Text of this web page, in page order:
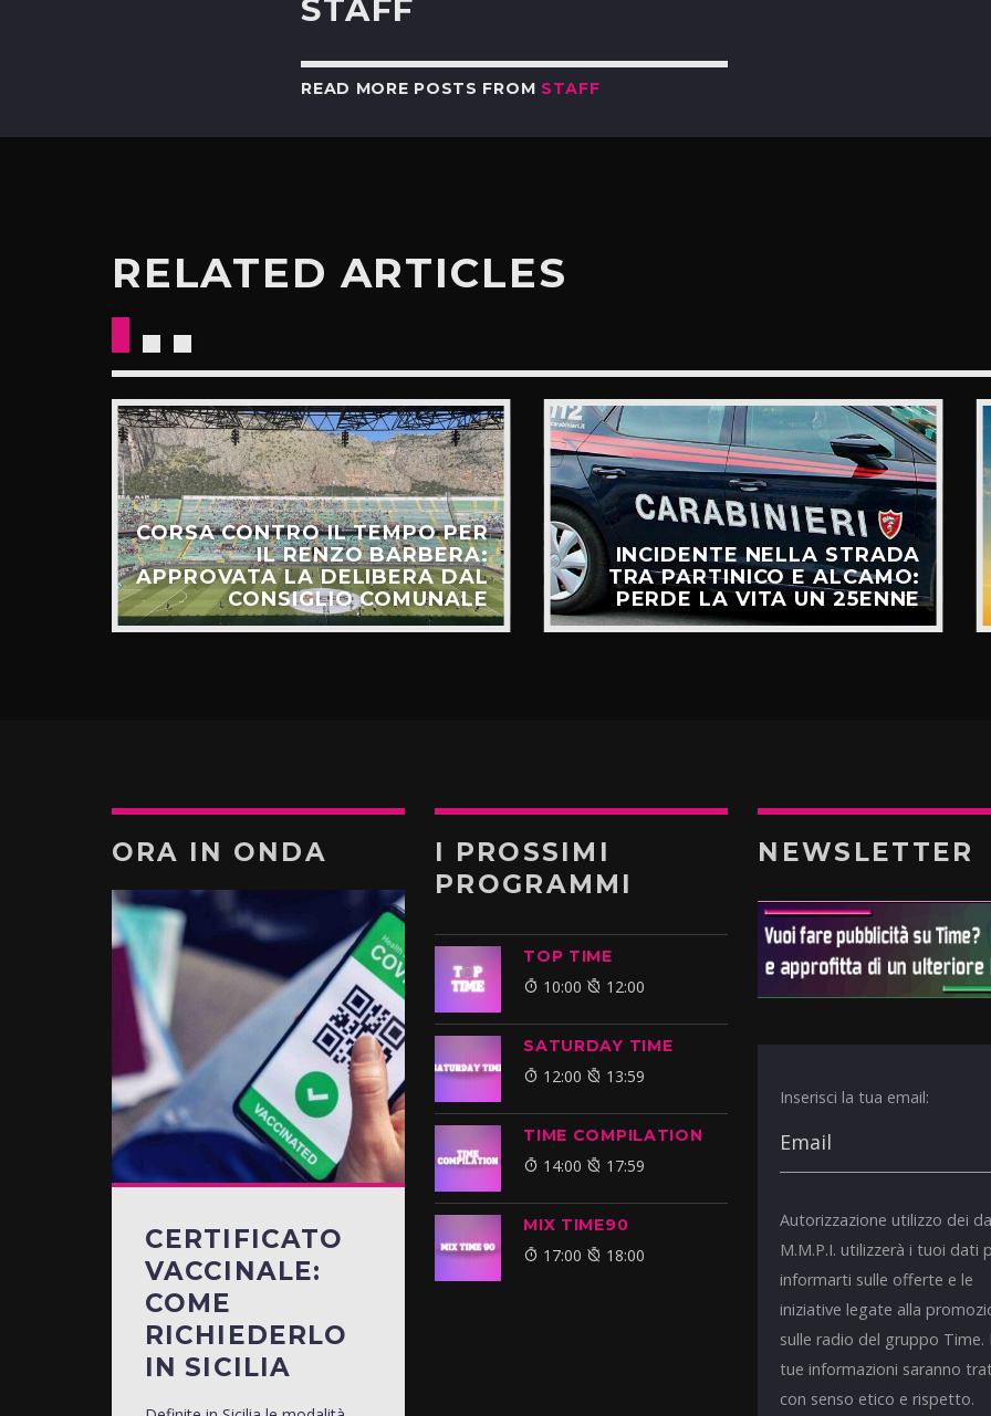
STAFF
READ MORE POSTS FROM STAFF
RELATED ARTICLES
CORSA CONTRO IL TEMPO PER
IL RENZO BARBERA:
APPROVATA LA DELIBERA DAL
CONSIGLIO COMUNALE
INCIDENTE NELLA STRADA
TRA PARTINICO E ALCAMO:
PERDE LA VITA UN 25ENNE
ORA IN ONDA
CERTIFICATO
VACCINALE:
COME
RICHIEDERLO
IN SICILIA
I PROSSIMI
PROGRAMMI
TOP TIME
10:00 12:00
SATURDAY TIME
12:00 13:59
TIME COMPILATION
14:00 17:59
MIX TIME90
17:00 18:00
NEWSLETTER
Inserisci la tua email:
Autorizzazione utilizzo dei
M.M.P.I. utilizzerà i tuoi dati
informarti sulle offerte e le
iniziative legate alla
sulle radio del gruppo Time.
tue informazioni saranno
con senso etico e rispetto.